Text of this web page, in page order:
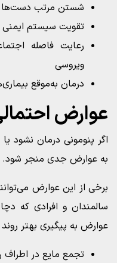
شستن مرتب دست‌ها
تقویت سیستم ایمنی
رعایت فاصله
ویروسی
درمان به‌موقع
عوارض
اگر پنومونی درمان
به عوارض جدی منجر شود.
برخی از این عوارض
سالمندان و افرادی که
عوارض به پیگیری بهتر
تجمع مایع در اطراف